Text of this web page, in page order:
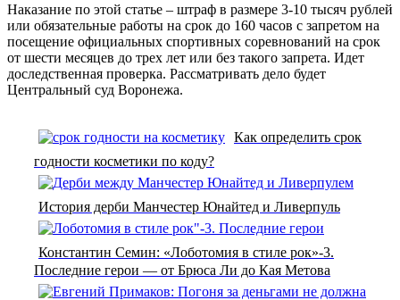
Наказание по этой статье – штраф в размере 3-10 тысяч рублей
или обязательные работы на срок до 160 часов с запретом на
посещение официальных спортивных соревнований на срок
от шести месяцев до трех лет или без такого запрета. Идет
доследственная проверка. Рассматривать дело будет
Центральный суд Воронежа.
Как определить срок
годности косметики по коду?
История дерби Манчестер Юнайтед и Ливерпуль
Константин Семин: «Лоботомия в стиле рок»-3.
Последние герои — от Брюса Ли до Кая Метова